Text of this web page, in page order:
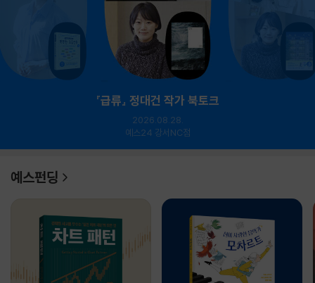
『급류』 정대건 작가 북토크
2026.08.28.
예스24 강서NC점
예스펀딩